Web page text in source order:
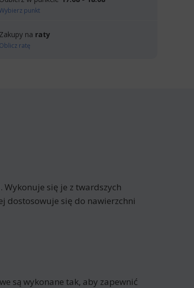
punkt
Zakupy na raty
Oblicz ratę
się je z twardszych
dostosowuje się do nawierzchni
są wykonane tak, aby zapewnić